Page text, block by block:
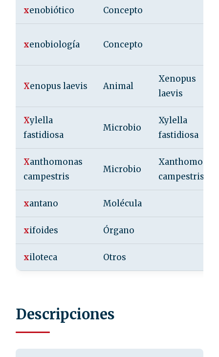
xenobiótico Concepto
xenobiología Concepto
Xenopus laevis Animal
Xenopus
laevis
Xylella
fastidiosa
Microbio
Xylella
fastidiosa
Xanthomonas
campestris
Microbio
Xanthomonas
campestris
xantano Molécula
xifoides Órgano
xiloteca Otros
Descripciones